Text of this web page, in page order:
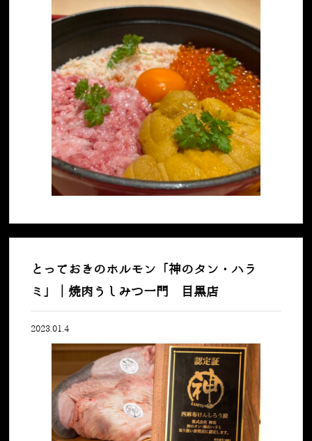
とっておきのホルモン「神のタン・ハラ
ミ」｜焼肉うしみつ一門 目黒店
2023.01.4